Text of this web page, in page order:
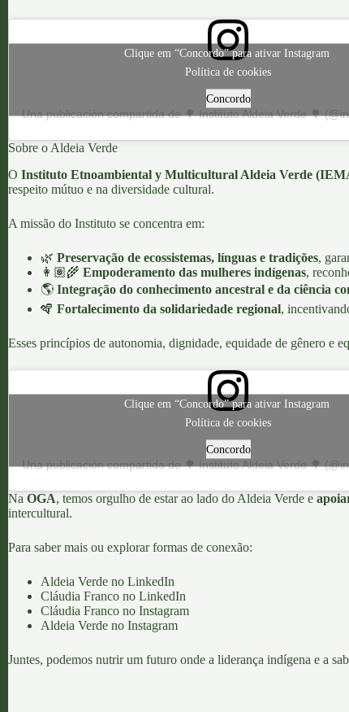
Clique em “Concordo” para ativar Instagram
Política de cookies
Concordo
Sobre o Aldeia Verde
O Instituto Etnoambiental y Multicultural Aldeia Verde
respeito mútuo e na diversidade cultural.
A missão do Instituto se concentra em:
🌿 Preservação de ecossistemas, línguas e tradições,
👩🏽‍🌾 Empoderamento das mulheres indígenas,
🌎 Integração do conhecimento ancestral e da ciência
🪇 Fortalecimento da solidariedade regional,
Esses princípios de autonomia, dignidade, equidade de gênero e
Clique em “Concordo” para ativar Instagram
Política de cookies
Concordo
Na OGA, temos orgulho de estar ao lado do Aldeia Verde e
intercultural.
Para saber mais ou explorar formas de conexão:
Aldeia Verde no LinkedIn
Cláudia Franco no LinkedIn
Cláudia Franco no Instagram
Aldeia Verde no Instagram
Juntes, podemos nutrir um futuro onde a liderança indígena e a